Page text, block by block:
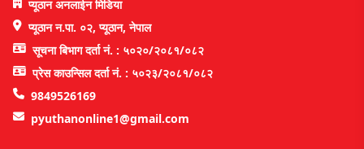
प्यूठान अनलाईन मिडिया
प्यूठान न.पा. ०२, प्यूठान, नेपाल
सूचना बिभाग दर्ता नं. : ५०२०/२०८१/०८२
प्रेस काउन्सिल दर्ता नं. : ५०२३/२०८१/०८२
9849526169
pyuthanonline1@gmail.com